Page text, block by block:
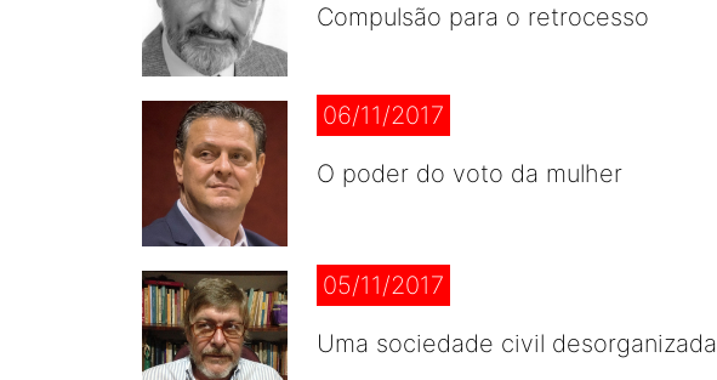
Compulsão para o retrocesso
06/11/2017
O poder do voto da mulher
05/11/2017
Uma sociedade civil desorganizada